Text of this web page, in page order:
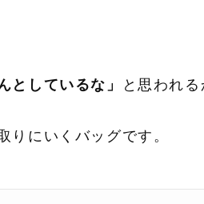
としているな」 と思われる
りにいくバッグです。